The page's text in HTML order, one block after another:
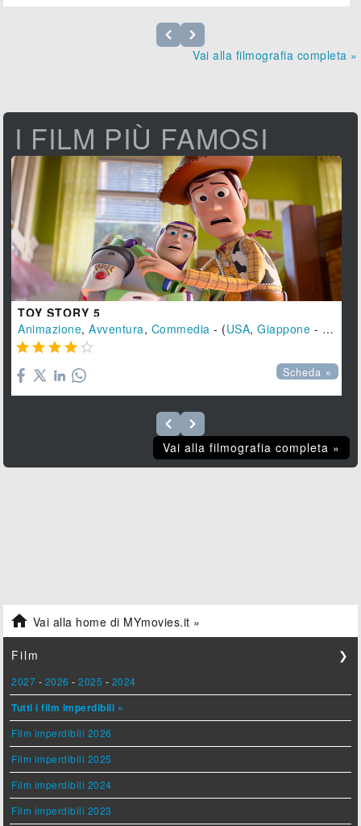
Vai alla filmografia completa »
I FILM PIÙ FAMOSI
TOY STORY 5
Animazione,Avventura, Commedia - (USA,Giappone - 2026
    
Scheda »
Vai alla filmografia completa »
 Vai alla home di MYmovies.it »
Film ❯
2027 - 2026 -2025 - 2024
Tutti i film imperdibili »
Film imperdibili 2026
Film imperdibili 2025
Film imperdibili 2024
Film imperdibili 2023